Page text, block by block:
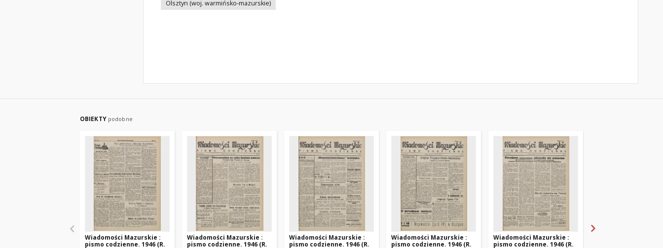
Olsztyn (woj. warmińsko-mazurskie)
OBIEKTY podobne
Wiadomości Mazurskie :
pismo codzienne. 1946 (R.
Wiadomości Mazurskie :
pismo codzienne. 1946 (R.
Wiadomości Mazurskie :
pismo codzienne. 1946 (R.
Wiadomości Mazurskie :
pismo codzienne. 1946 (R.
Wiadomości Mazurskie :
pismo codzienne. 1946 (R.